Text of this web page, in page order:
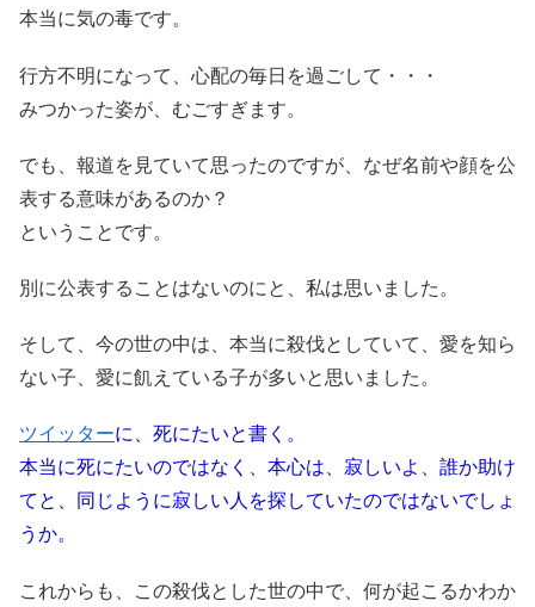
本当に気の毒です。
行方不明になって、心配の毎日を過ごして・・・
みつかった姿が、むごすぎます。
でも、報道を見ていて思ったのですが、なぜ名前や顔を公
表する意味があるのか？
ということです。
別に公表することはないのにと、私は思いました。
そして、今の世の中は、本当に殺伐としていて、愛を知ら
ない子、愛に飢えている子が多いと思いました。
ツイッターに、死にたいと書く。
本当に死にたいのではなく、本心は、寂しいよ、誰か助け
てと、同じように寂しい人を探していたのではないでしょ
うか。
これからも、この殺伐とした世の中で、何が起こるかわか